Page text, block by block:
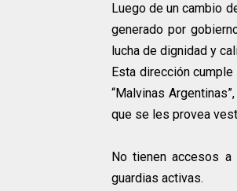
Luego de un cambio
generado por
lucha de dignidad y
Esta dirección
“Malvinas
que se les provea
No tienen accesos
guardias activas.